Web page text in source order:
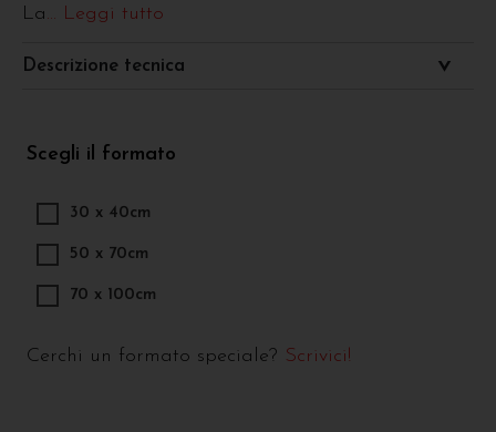
La... Leggi tutto
Descrizione tecnica
Scegli il formato
30 x 40cm
50 x 70cm
70 x 100cm
Cerchi un formato speciale? Scrivici!